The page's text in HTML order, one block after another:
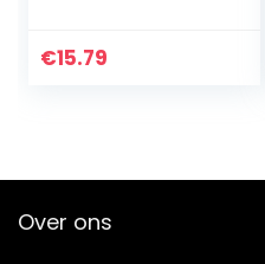
Headsets, 1,2m/
€15.79
Over ons